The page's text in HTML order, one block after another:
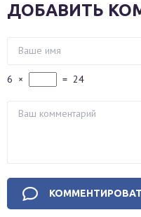
ДОБАВИТЬ
6 × = 24